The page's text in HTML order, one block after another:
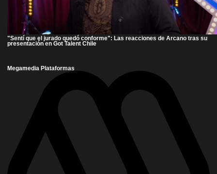
"Sentí que el jurado quedó conforme": Las reacciones de Arcano tras su
presentación en Got Talent Chile
Megamedia Plataformas